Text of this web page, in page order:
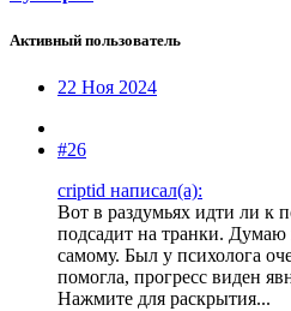
Активный пользователь
22 Ноя 2024
#26
criptid написал(а):
Вот в раздумьях идти ли к
подсадит на транки. Думаю
самому. Был у психолога
помогла, прогресс виден
Нажмите для раскрытия...